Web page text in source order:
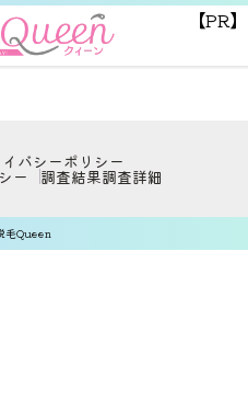
【PR】
バシーポリシー
ー 調査結果調査詳細
毛Queen